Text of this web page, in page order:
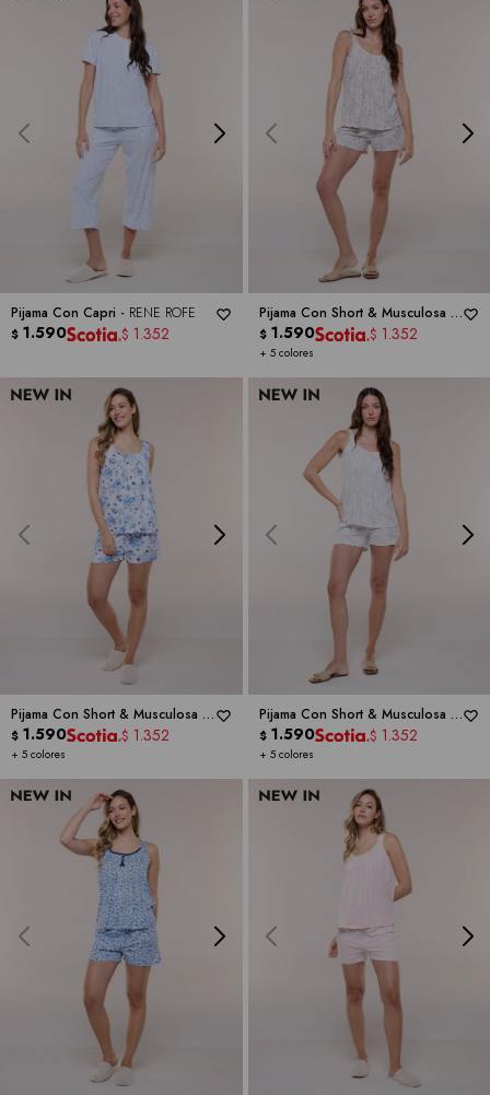
Pijama Con Capri - RENE ROFE
$ 1.590 $ 1.352
Pijama Con Short & Musculosa -
RENE ROFE
+ 5 colores
$ 1.590 $ 1.352
Pijama Con Short & Musculosa -
RENE ROFE
+ 5 colores
$ 1.590 $ 1.352
Pijama Con Short & Musculosa -
RENE ROFE
+ 5 colores
$ 1.590 $ 1.352